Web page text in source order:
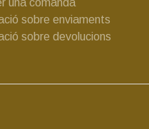
sobre enviaments
sobre devolucions